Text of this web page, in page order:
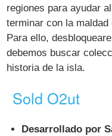
regiones para ayudar
terminar con la
Para ello,
debemos buscar
historia de la isla.
Sold O2ut
Desarrollado por